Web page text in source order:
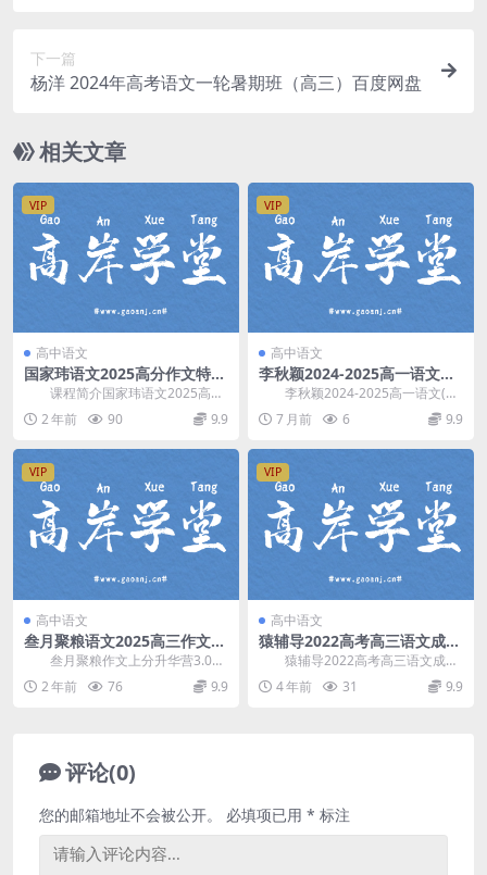
下一篇
杨洋 2024年高考语文一轮暑期班（高三）百度网盘
相关文章
VIP
高中语文
国家玮语文2025高分作文特训
营(十一特训)
课程简介国家玮语文2025高分
作文特训营(十一特训)，课程亮点：
4大审题技法...
2 年前 90 9.9
VIP
高中语文
李秋颖2024-2025高一语文
(下)双一流尖端班(含电子笔记)
百度网盘分享
李秋颖2024-2025高一语文(下)
双一流尖端班(含电子笔记)，开课时
间：...7 月前 6 9.9
VIP
高中语文
叁月聚粮语文2025高三作文上
分升华营3.0版 百度网盘分享
叁月聚粮作文上分升华营3.0，
由 叁月聚粮 老师讲课，矛盾二分完
虐思维，句模...
2 年前 76 9.9
VIP
高中语文
猿辅导2022高考高三语文成瑞
瑞冲刺班（押题课）百度网盘
分享
猿辅导2022高考高三语文成瑞
瑞冲刺班，百度网盘高考语文课程
3.77G高清视...
4 年前 31 9.9
评论(0)
您的邮箱地址不会被公开。 必填项已用 * 标注